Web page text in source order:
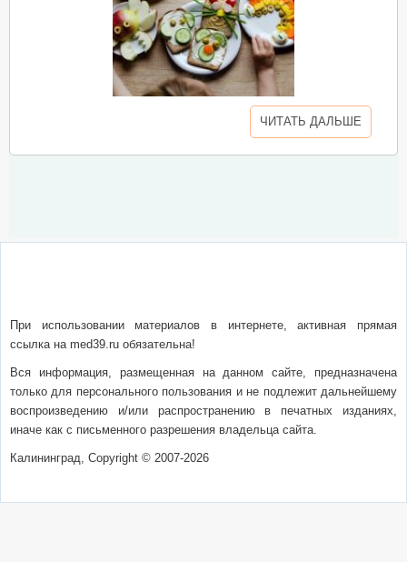
ЧИТАТЬ ДАЛЬШЕ
При использовании материалов в интернете, активная прямая
ссылка на med39.ru обязательна!
Вся информация, размещенная на данном сайте, предназначена
только для персонального пользования и не подлежит дальнейшему
воспроизведению и/или распространению в печатных изданиях,
иначе как с письменного разрешения владельца сайта.
Калининград, Copyright © 2007-2026